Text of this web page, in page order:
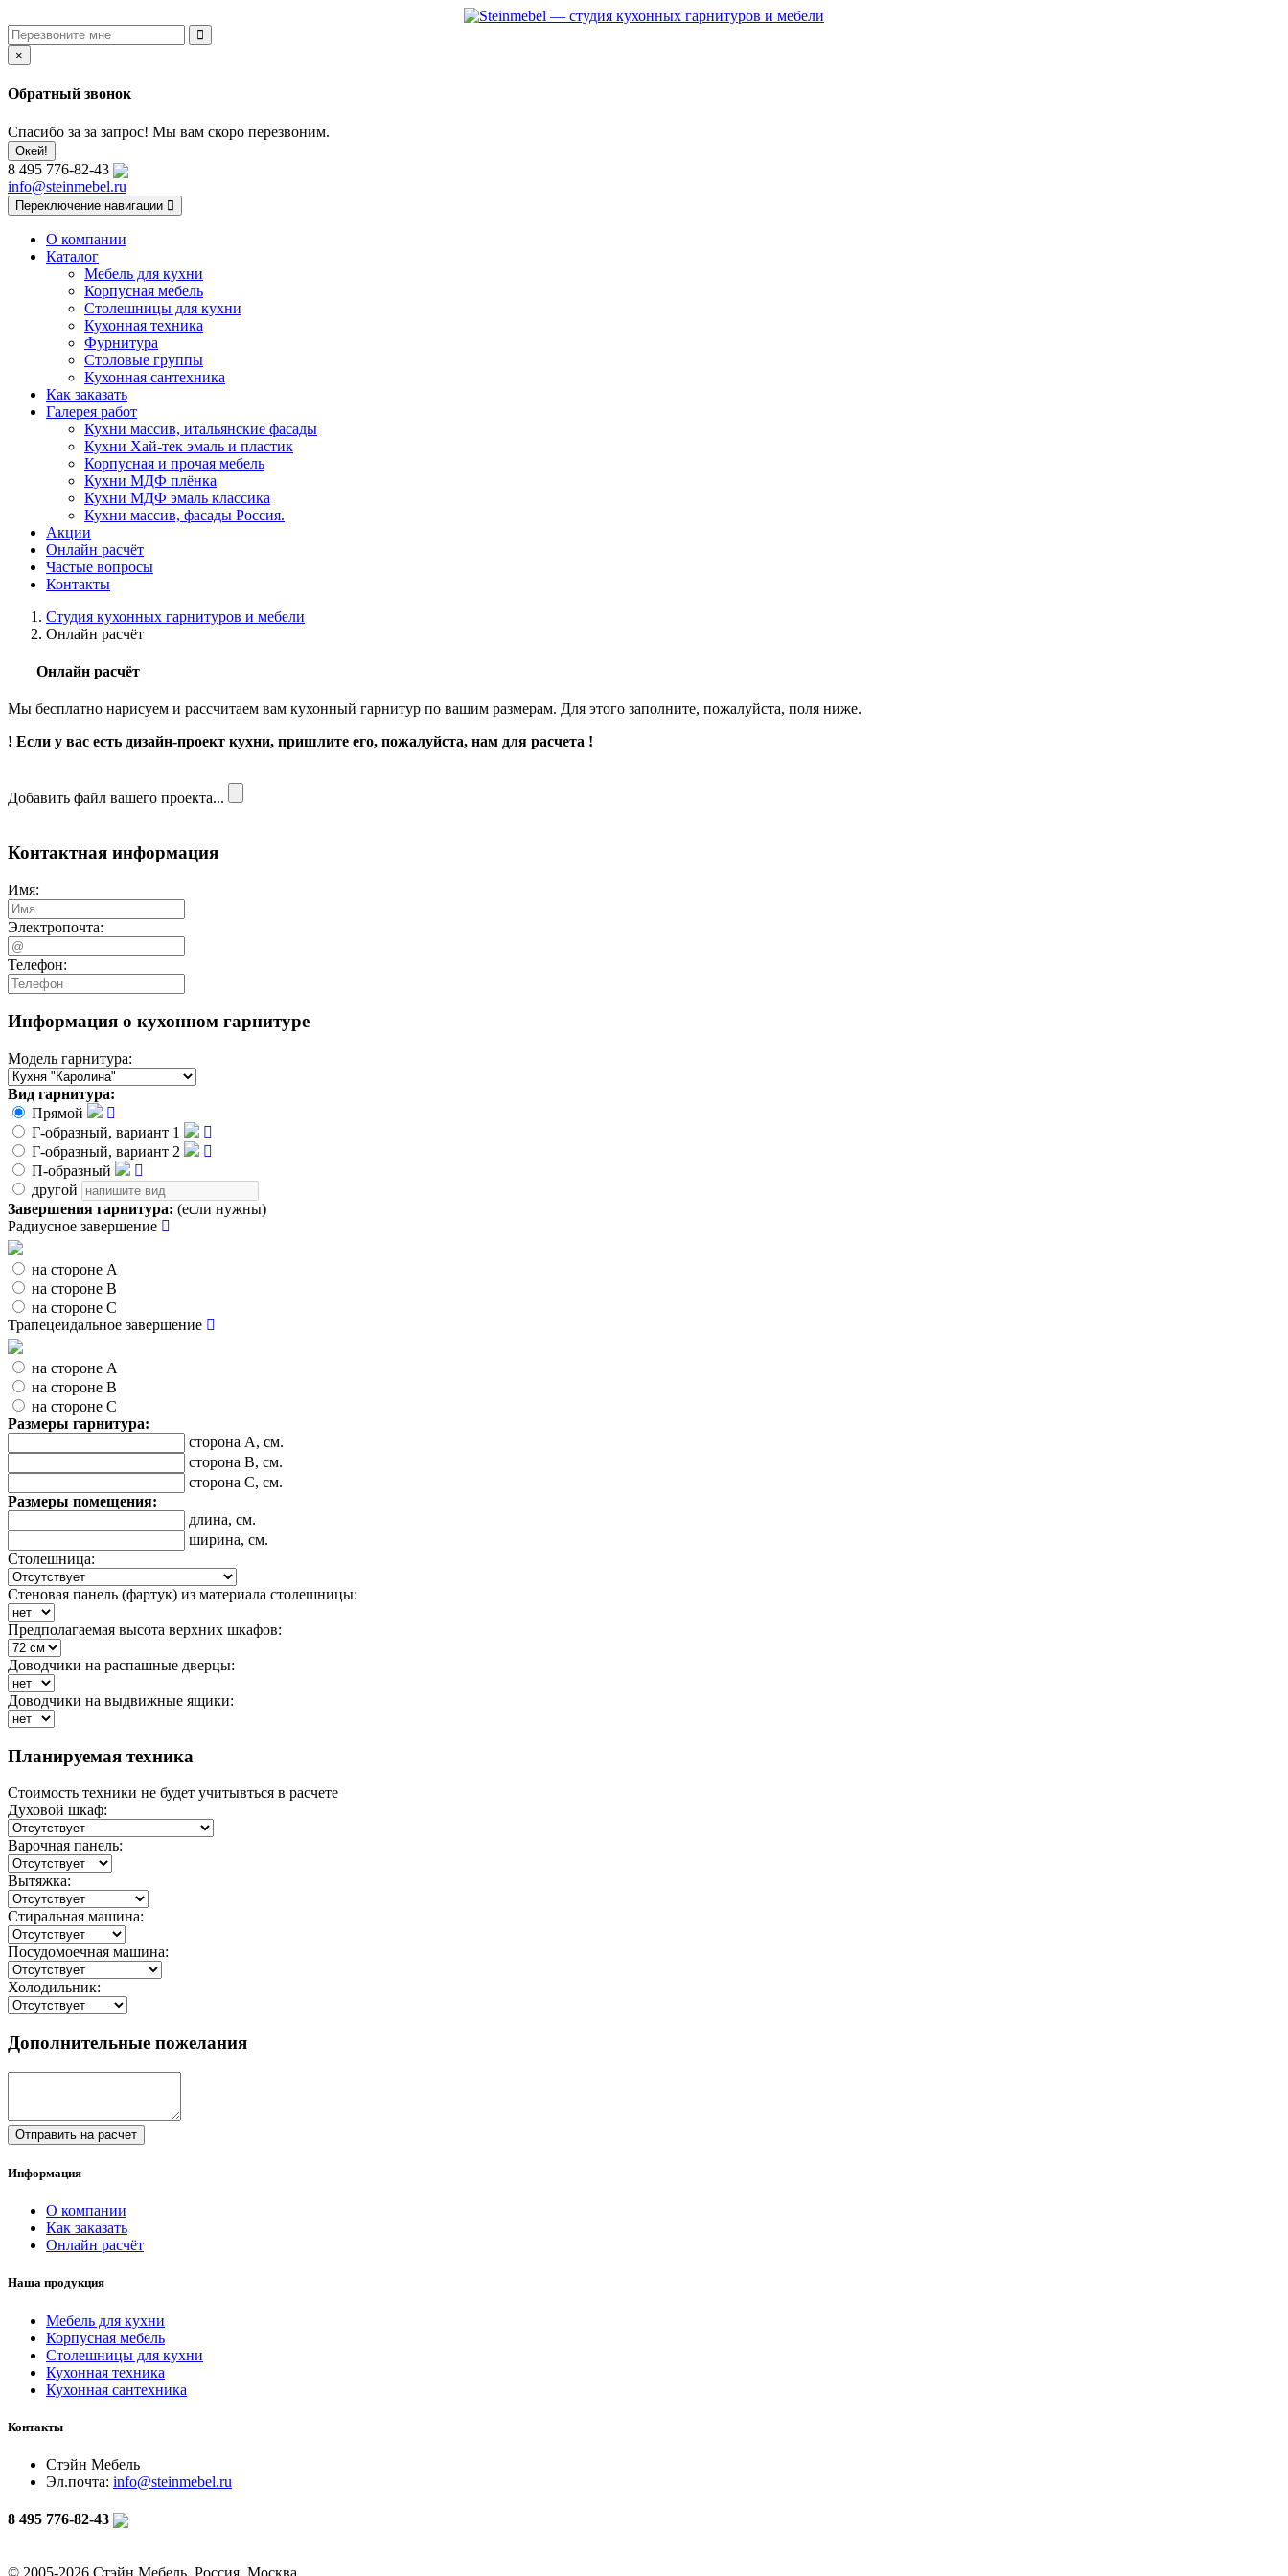
×
Обратный звонок
Спасибо за за запрос! Мы вам скоро перезвоним.
Окей!
8 495 776-82-43
info@steinmebel.ru
Переключение навигации
О компании
Каталог
Мебель для кухни
Корпусная мебель
Столешницы для кухни
Кухонная техника
Фурнитура
Столовые группы
Кухонная сантехника
Как заказать
Галерея работ
Кухни массив, итальянские фасады
Кухни Хай-тек эмаль и пластик
Корпусная и прочая мебель
Кухни МДФ плёнка
Кухни МДФ эмаль классика
Кухни массив, фасады Россия.
Акции
Онлайн расчёт
Частые вопросы
Контакты
Студия кухонных гарнитуров и мебели
Онлайн расчёт
Онлайн расчёт
Мы бесплатно нарисуем и рассчитаем вам кухонный гарнитур по вашим размерам. Для этого заполните, пожалуйста, поля ниже.
! Если у вас есть дизайн-проект кухни, пришлите его, пожалуйста, нам для расчета !
Добавить файл вашего проекта...
Контактная информация
Имя:
Электропочта:
Телефон:
Информация о кухонном гарнитуре
Модель гарнитура:
Вид гарнитура:
Прямой
Г-образный, вариант 1
Г-образный, вариант 2
П-образный
другой
Завершения гарнитура: (если нужны)
Радиусное завершение
на стороне А
на стороне В
на стороне С
Трапецеидальное завершение
на стороне А
на стороне В
на стороне С
Размеры гарнитура:
сторона А, см.
сторона В, см.
сторона С, см.
Размеры помещения:
длина, см.
ширина, см.
Столешница:
Стеновая панель (фартук) из материала столешницы:
Предполагаемая высота верхних шкафов:
Доводчики на распашные дверцы:
Доводчики на выдвижные ящики:
Планируемая техника
Стоимость техники не будет учитывться в расчете
Духовой шкаф:
Варочная панель:
Вытяжка:
Стиральная машина:
Посудомоечная машина:
Холодильник:
Дополнительные пожелания
Отправить на расчет
Информация
О компании
Как заказать
Онлайн расчёт
Наша продукция
Мебель для кухни
Корпусная мебель
Столешницы для кухни
Кухонная техника
Кухонная сантехника
Контакты
Стэйн Мебель
Эл.почта: info@steinmebel.ru
8 495 776-82-43
© 2005-2026 Стэйн Мебель, Россия, Москва